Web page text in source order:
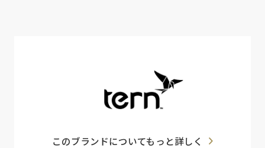
このブランドについてもっと詳しく